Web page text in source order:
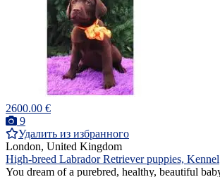
2600.00 €
9
Удалить из избранного
London, United Kingdom
High-breed Labrador Retriever puppies, Kennel
You dream of a purebred, healthy, beautiful